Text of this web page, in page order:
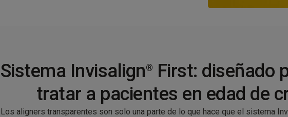
Sistema Invisalign® First: diseñado
tratar a pacientes en edad de
Los aligners transparentes son solo una parte de lo que hace que el sistema